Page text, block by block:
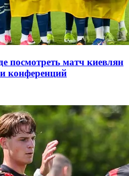
посмотреть матч киевлян
конференций